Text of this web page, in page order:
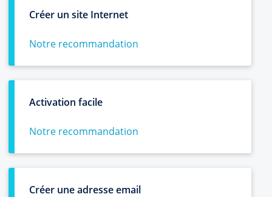
Créer un site Internet
Notre recommandation
Activation facile
Notre recommandation
Créer une adresse email